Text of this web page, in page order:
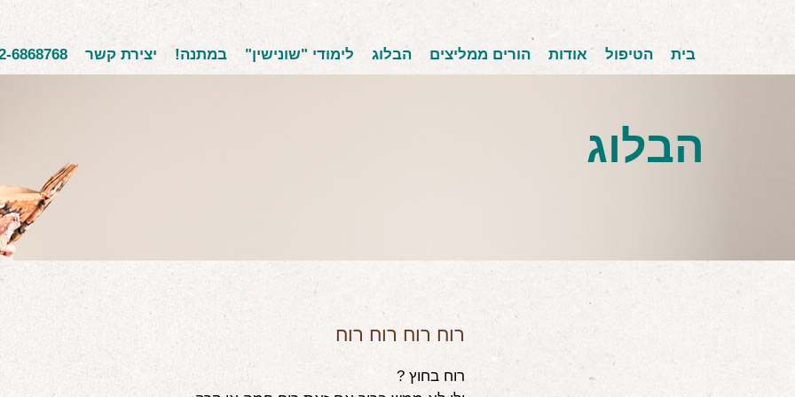
בית הטיפול אודות הורים ממליצים הבלוג לימודי "שונישין" במתנה! יצירת קשר 6868768
הבלוג
רוח רוח רוח רוח
רוח בחוץ ?